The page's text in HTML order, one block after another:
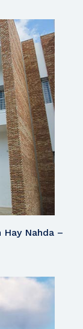
Nahda –